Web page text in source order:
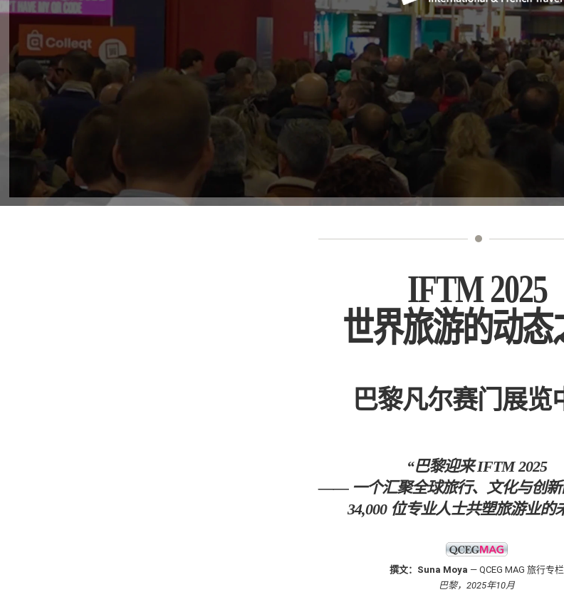
IFTM 2025
世界旅游的动态
巴黎凡尔赛门展览
“巴黎迎来 IFTM 2025
—— 一个汇聚全球旅行、文化与创新
34,000 位专业人士共塑旅游业的
撰文：Suna Moya — QCEG MAG 旅行专栏
巴黎，2025年10月